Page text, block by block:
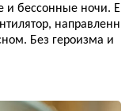
и бессонные ночи. Е
направленн
Без героизма и